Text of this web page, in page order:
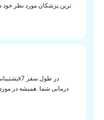
ترین پزشکان مورد نظر خود
درمانی شما. همیشه در